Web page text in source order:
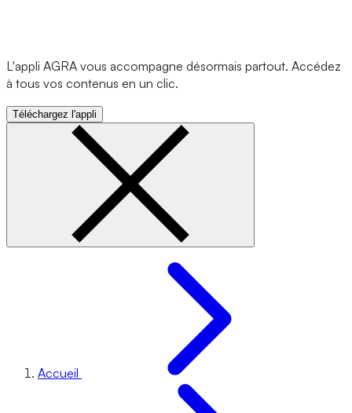
L'appli AGRA vous accompagne désormais partout. Accédez
à tous vos contenus en un clic.
Téléchargez l'appli
Accueil